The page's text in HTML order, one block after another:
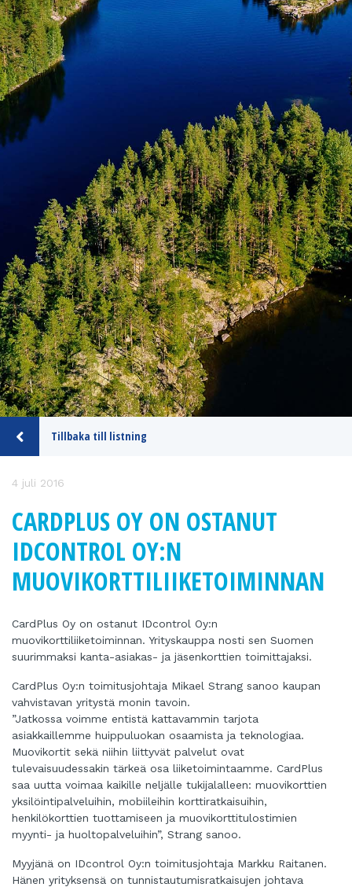
Tillbaka till listning
4 juli 2016
CARDPLUS OY ON OSTANUT
IDCONTROL OY:N
MUOVIKORTTILIIKETOIMINNAN
CardPlus Oy on ostanut IDcontrol Oy:n
muovikorttiliiketoiminnan. Yrityskauppa nosti sen Suomen
suurimmaksi kanta-asiakas- ja jäsenkorttien toimittajaksi.
CardPlus Oy:n toimitusjohtaja Mikael Strang sanoo kaupan
vahvistavan yritystä monin tavoin.
”Jatkossa voimme entistä kattavammin tarjota
asiakkaillemme huippuluokan osaamista ja teknologiaa.
Muovikortit sekä niihin liittyvät palvelut ovat
tulevaisuudessakin tärkeä osa liiketoimintaamme. CardPlus
saa uutta voimaa kaikille neljälle tukijalalleen: muovikorttien
yksilöintipalveluihin, mobiileihin korttiratkaisuihin,
henkilökorttien tuottamiseen ja muovikorttitulostimien
myynti- ja huoltopalveluihin”, Strang sanoo.
Myyjänä on IDcontrol Oy:n toimitusjohtaja Markku Raitanen.
Hänen yrityksensä on tunnistautumisratkaisujen johtava